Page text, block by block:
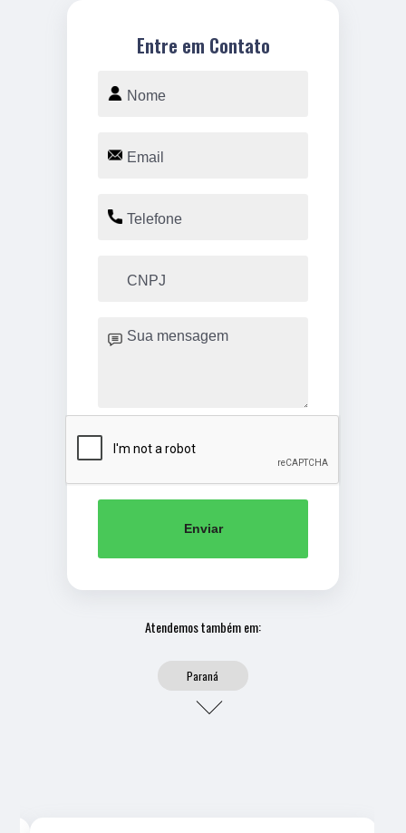
Entre em Contato
Enviar
Atendemos também em:
Paraná